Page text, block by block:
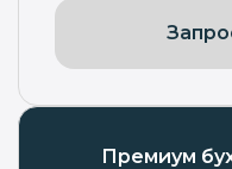
Премиум